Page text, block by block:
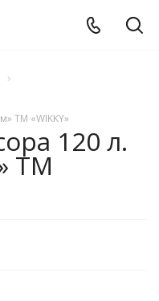
ТМ «WIKKY»
120 л.
ТМ